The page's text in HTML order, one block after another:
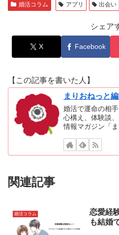
婚活コラム アプリ 出会い
シェア
X Facebook
【この記事を書いた人】
まりおねっと
婚活で運命の相
心構え、体験談
情報マガジン「
関連記事
婚活コラム
恋愛経
も結婚